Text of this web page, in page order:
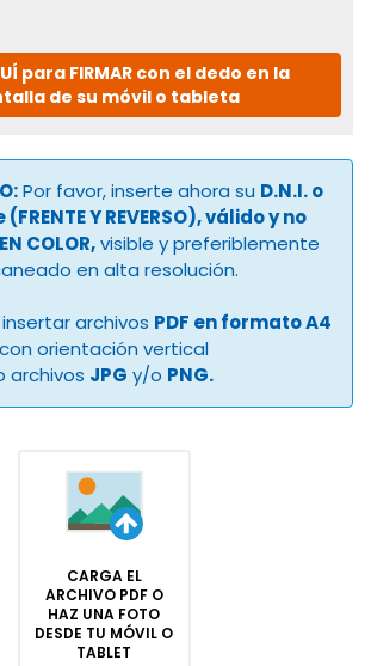
para FIRMAR con el dedo en la
de su móvil o tableta
Por favor, inserte ahora su D.N.I. o
Y REVERSO), válido y no
COLOR,visible y preferiblemente
en alta resolución.
archivos PDF en formato A4
con orientación vertical
archivos JPG y/o PNG.
CARGA EL
ARCHIVO PDF O
HAZ UNA FOTO
DESDE TU MÓVIL O
TABLET